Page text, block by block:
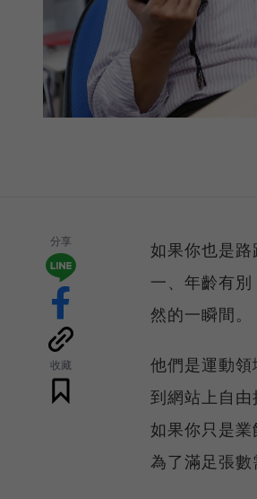
分享
收藏
如果你也是
一、年齡有
然的一瞬間。
他們是運動
到網站上自
如果你只是
為了滿足張數